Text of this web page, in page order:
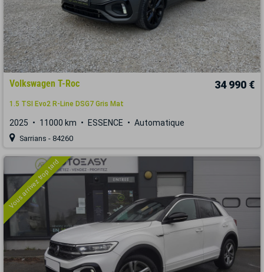
Volkswagen T-Roc 34 990 €
1.5 TSI Evo2 R-Line DSG7 Gris Mat
2025 11000 km ESSENCE Automatique
Sarrians - 84260
Vous arrivez trop tard